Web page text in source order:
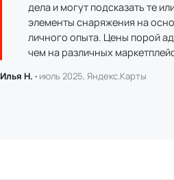
дела и могут подсказать те
элементы снаряжения на
личного опыта. Цены порой
чем на различных
Илья Н. · июль 2025, Яндекс.Карты